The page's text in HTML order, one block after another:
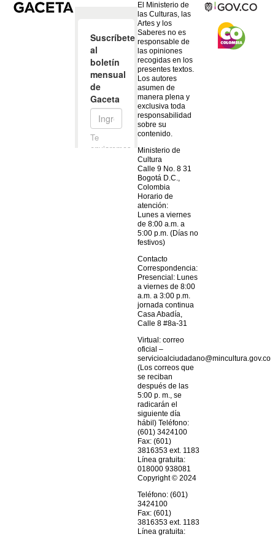
El Ministerio de
las Culturas, las
Artes y los
Saberes no es
responsable de
las opiniones
recogidas en los
presentes textos.
Los autores
asumen de
manera plena y
exclusiva toda
responsabilidad
sobre su
contenido.
Ministerio de
Cultura
Calle 9 No. 8 31
Bogotá D.C.,
Colombia
Horario de
atención:
Lunes a viernes
de 8:00 a.m. a
5:00 p.m. (Días no
festivos)
Contacto
Correspondencia:
Presencial: Lunes
a viernes de 8:00
a.m. a 3:00 p.m.
jornada continua
Casa Abadía,
Calle 8 #8a-31
Virtual: correo
oficial –
servicioalciudadano@mincultura.gov.co
(Los correos que
se reciban
después de las
5:00 p. m., se
radicarán el
siguiente día
hábil) Teléfono:
(601) 3424100
Fax: (601)
3816353 ext. 1183
Línea gratuita:
018000 938081
Copyright © 2024
Teléfono: (601)
3424100
Fax: (601)
3816353 ext. 1183
Línea gratuita: